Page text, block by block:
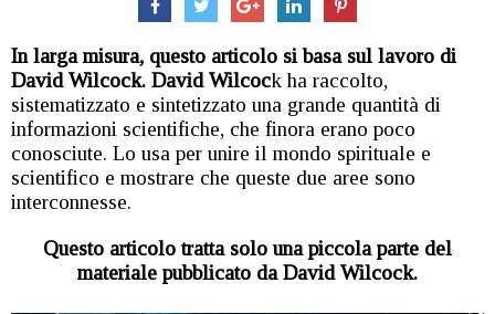
In larga misura, questo articolo si basa sul lavoro di
David Wilcock. David Wilcock ha raccolto,
sistematizzato e sintetizzato una grande quantità di
informazioni scientifiche, che finora erano poco
conosciute. Lo usa per unire il mondo spirituale e
scientifico e mostrare che queste due aree sono
interconnesse.
Questo articolo tratta solo una piccola parte del
materiale pubblicato da David Wilcock.